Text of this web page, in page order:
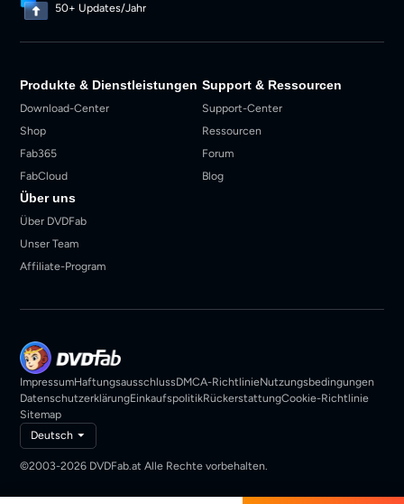
50+ Updates/Jahr
Produkte & Dienstleistungen
Download-Center
Shop
Fab365
FabCloud
Support & Ressourcen
Support-Center
Ressourcen
Forum
Blog
Über uns
Über DVDFab
Unser Team
Affiliate-Program
ImpressumHaftungsausschlussDMCA-RichtlinieNutzungsbedingungen
DatenschutzerklärungEinkaufspolitikRückerstattungCookie-Richtlinie
Sitemap
Deutsch
©2003-2026 DVDFab.at Alle Rechte vorbehalten.